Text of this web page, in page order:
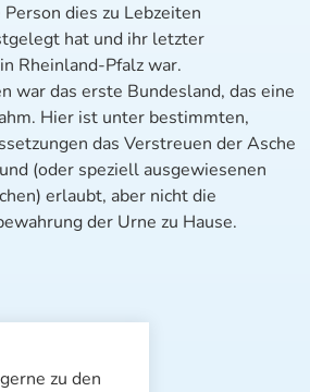
dies zu Lebzeiten
hat und ihr letzter
Rheinland-Pfalz war.
war das erste Bundesland, das eine
Hier ist unter bestimmten,
das Verstreuen der Asche
(oder speziell ausgewiesenen
erlaubt, aber nicht die
der Urne zu Hause.
zu den